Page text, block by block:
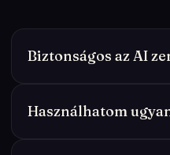
Biztonságos az AI
Használhatom